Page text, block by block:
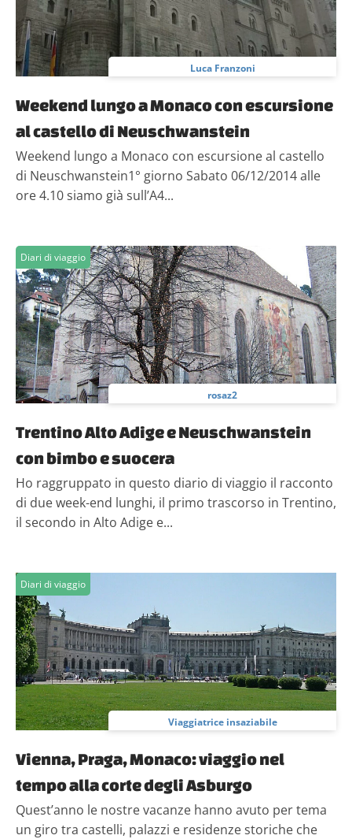
Luca Franzoni
Weekend lungo a Monaco con escursione
al castello di Neuschwanstein
Weekend lungo a Monaco con escursione al castello
di Neuschwanstein1° giorno Sabato 06/12/2014 alle
ore 4.10 siamo già sull’A4...
Diari di viaggio
rosaz2
Trentino Alto Adige e Neuschwanstein
con bimbo e suocera
Ho raggruppato in questo diario di viaggio il racconto
di due week-end lunghi, il primo trascorso in Trentino,
il secondo in Alto Adige e...
Diari di viaggio
Viaggiatrice insaziabile
Vienna, Praga, Monaco: viaggio nel
tempo alla corte degli Asburgo
Quest’anno le nostre vacanze hanno avuto per tema
un giro tra castelli, palazzi e residenze storiche che